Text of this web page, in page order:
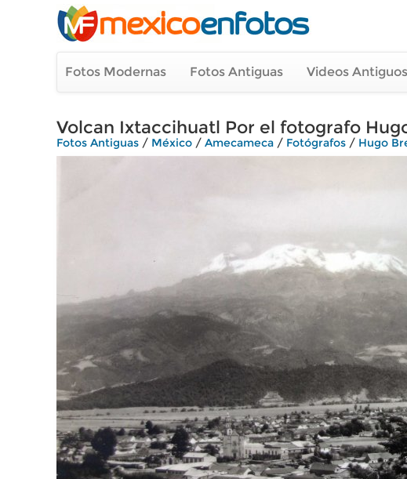
Fotos Modernas Fotos Antiguas Videos Antiguos
Volcan Ixtaccihuatl Por el fotografo
Fotos Antiguas / México / Amecameca / Fotógrafos / Hugo